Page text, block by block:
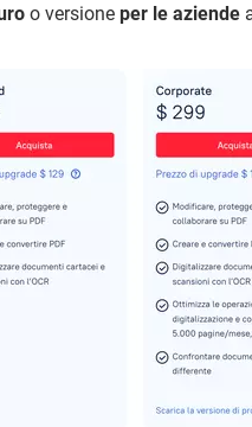
o versione per le aziende